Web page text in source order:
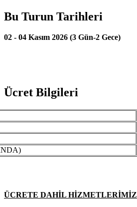
Bu Turun Tarihleri
02 - 04 Kasım 2026 (3 Gün-2 Gece)
Ücret Bilgileri
ÜCRETE DAHİL HİZMETLERİMİZ